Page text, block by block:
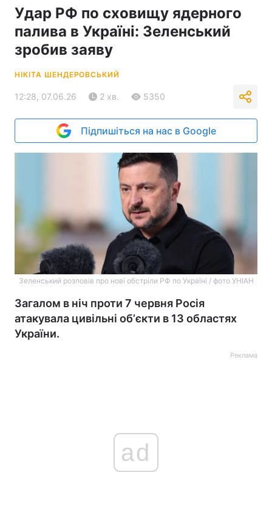
Удар РФ по сховищу ядерного
палива в Україні: Зеленський
зробив заяву
НІКІТА ШЕНДЕРОВСЬКИЙ
12:28, 07.06.26 2 хв. 5350
Підпишіться на нас в Google
Зеленський розповів про нові обстріли РФ по Україні / фото УНІАН
Загалом в ніч проти 7 червня Росія
атакувала цивільні обʼєкти в 13 областях
України.
Реклама
ad